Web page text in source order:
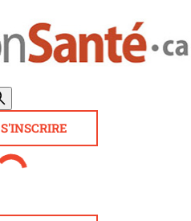
S'INSCRIRE